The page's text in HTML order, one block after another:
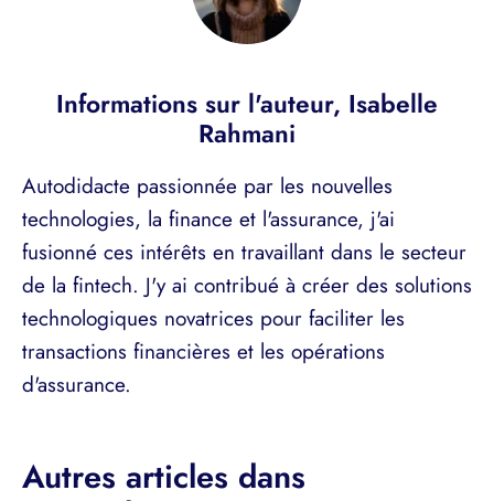
Informations sur l'auteur, Isabelle
Rahmani
Autodidacte passionnée par les nouvelles
technologies, la finance et l'assurance, j'ai
fusionné ces intérêts en travaillant dans le secteur
de la fintech. J'y ai contribué à créer des solutions
technologiques novatrices pour faciliter les
transactions financières et les opérations
d'assurance.
Autres articles dans